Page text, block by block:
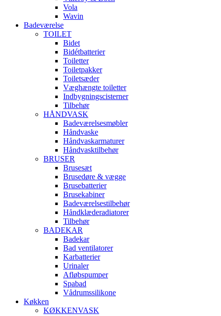
Vola
Wavin
Badeværelse
TOILET
Bidet
Bidétbatterier
Toiletter
Toiletpakker
Toiletsæder
Væghængte toiletter
Indbygningscisterner
Tilbehør
HÅNDVASK
Badeværelsesmøbler
Håndvaske
Håndvaskarmaturer
Håndvasktilbehør
BRUSER
Brusesæt
Brusedøre & vægge
Brusebatterier
Brusekabiner
Badeværelsestilbehør
Håndklæderadiatorer
Tilbehør
BADEKAR
Badekar
Bad ventilatorer
Karbatterier
Urinaler
Afløbspumper
Spabad
Vådrumssilikone
Køkken
KØKKENVASK